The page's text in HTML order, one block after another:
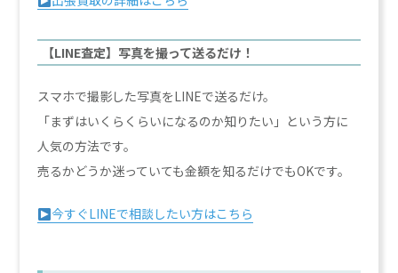
【LINE査定】写真を撮って送るだけ！
スマホで撮影した写真をLINEで送るだけ。
「まずはいくらくらいになるのか知りたい」という方に
人気の方法です。
売るかどうか迷っていても金額を知るだけでもOKです。
今すぐLINEで相談したい方はこちら